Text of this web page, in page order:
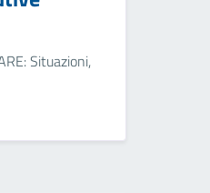
Situazioni,